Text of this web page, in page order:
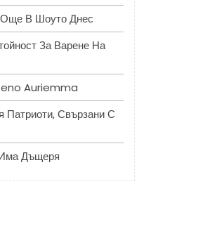
В Шоуто Днес
За Варене На
Auriemma
Свързани С
Дъщеря